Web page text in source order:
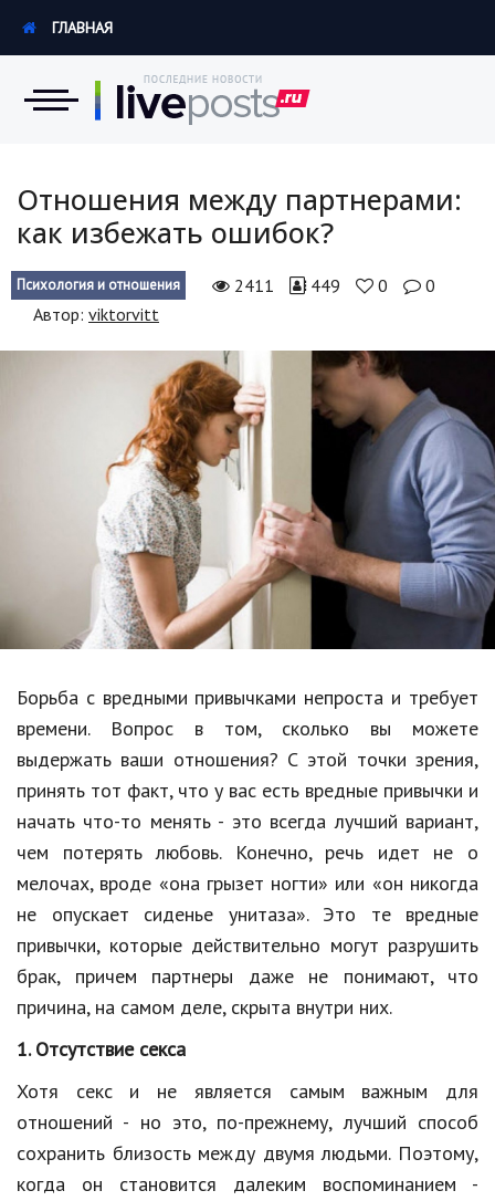
Экономика
Происшествия
Наука и техника
Политика
Образование
Культура
Авто, мото
Спорт
Знаменитости
Статьи
Обзоры
Рецепты
Красота и здоровье
Hi-Tech. Интернет
Авто, мото
Дом и сад
Недвижимость
Спорт и фитнес
ГЛАВНАЯ
Отношения между партнерами:
как избежать ошибок?
Психология и отношения 2411 449 0
0
Автор: viktorvitt
Борьба с вредными привычками непроста и требует
времени. Вопрос в том, сколько вы можете
выдержать ваши отношения? С этой точки зрения,
принять тот факт, что у вас есть вредные привычки и
начать что-то менять - это всегда лучший вариант,
чем потерять любовь. Конечно, речь идет не о
мелочах, вроде «она грызет ногти» или «он никогда
не опускает сиденье унитаза». Это те вредные
привычки, которые действительно могут разрушить
брак, причем партнеры даже не понимают, что
причина, на самом деле, скрыта внутри них.
1. Отсутствие секса
Хотя секс и не является самым важным для
отношений - но это, по-прежнему, лучший способ
сохранить близость между двумя людьми. Поэтому,
когда он становится далеким воспоминанием -